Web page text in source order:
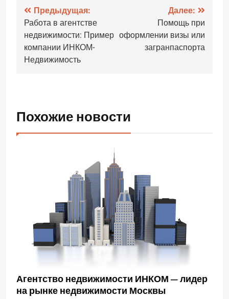
Навигация
по
записям
Предыдущая:
Работа в агентстве
недвижимости: Пример
компании ИНКОМ-
Недвижимость
Далее:
Помощь при
оформлении визы или
загранпаспорта
Похожие новости
Агентство недвижимости ИНКОМ — лидер
на рынке недвижимости Москвы